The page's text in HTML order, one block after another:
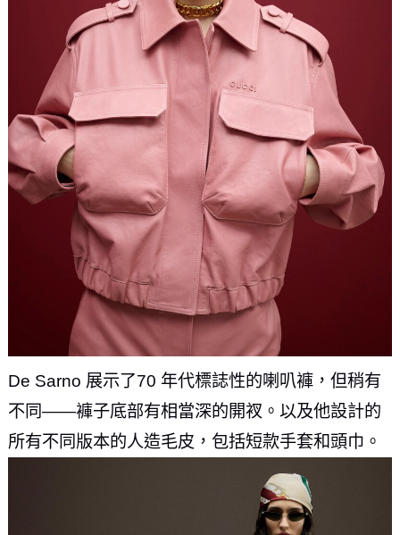
De Sarno 展示了70 年代標誌性的喇叭褲，但稍有
不同——褲子底部有相當深的開衩。以及他設計的
所有不同版本的人造毛皮，包括短款手套和頭巾。